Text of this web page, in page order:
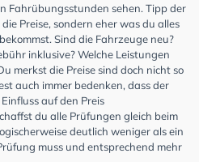
Fahrübungsstunden sehen. Tipp der
Preise, sondern eher was du alles
Sind die Fahrzeuge neu?
inklusive? Welche Leistungen
merkst die Preise sind doch nicht so
auch immer bedenken, dass der
auf den Preis
du alle Prüfungen gleich beim
deutlich weniger als ein
muss und entsprechend mehr